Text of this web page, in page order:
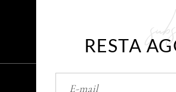
RESTA